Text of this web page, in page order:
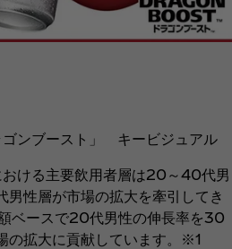
ンブースト」 キービジュアル
ける主要飲用者層は20～40代男
性層が市場の拡大を牽引してき
ベースで20代男性の伸長率を30
の拡大に貢献しています。※1